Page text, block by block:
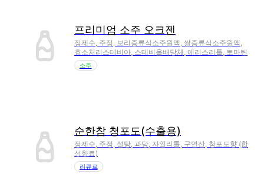
프리미엄 소주 오크젠
정제수, 주정, 보리증류식소주원액, 쌀증류식소주원액,
효소처리스테비아, 스테비올배당체, 에리스리톨, 토마틴
소주
순한참 청포도(수출용)
정제수, 주정, 설탕, 과당, 자일리톨, 구연산, 청포도향 (합
성향료)
리큐르